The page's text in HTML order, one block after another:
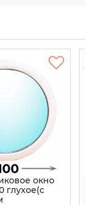
окно
глухое(с